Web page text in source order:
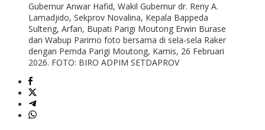
Gubernur Anwar Hafid, Wakil Gubernur dr. Reny A.
Lamadjido, Sekprov Novalina, Kepala Bappeda
Sulteng, Arfan, Bupati Parigi Moutong Erwin Burase
dan Wabup Parimo foto bersama di sela-sela Raker
dengan Pemda Parigi Moutong, Kamis, 26 Februari
2026. FOTO: BIRO ADPIM SETDAPROV